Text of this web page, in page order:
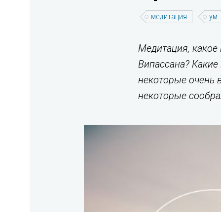
медитация ум
Медитация, какое
Випассана?
некоторые очень
некоторые